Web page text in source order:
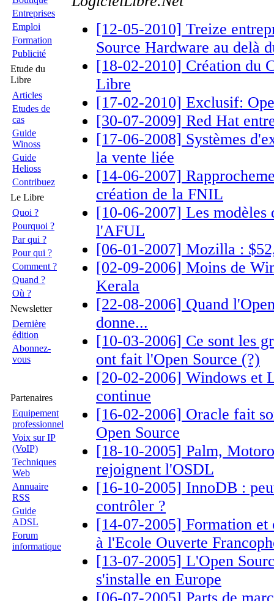
Entreprises
Emploi
Formation
Publicité
Etude du
Libre
Articles
Etudes de
cas
Guide
Winoss
Guide
Helioss
Contribuez
Le Libre
Quoi ?
Pourquoi ?
Par qui ?
Pour qui ?
Comment ?
Quand ?
Où ?
Newsletter
Dernière
édition
Abonnez-
vous
Partenaires
Equipement
professionnel
Voix sur IP
(VoIP)
Techniques
Web
Annuaire
RSS
Guide
ADSL
Forum
informatique
[12-05-2010] Treize
Source Hardware au delà
[18-02-2010] Création du
Libre
[17-02-2010] Exclusif:
[30-07-2009] Red Hat
[17-06-2008] Systèmes
la vente liée
[14-06-2007]
création de la FNIL
[10-06-2007] Les
l'AFUL
[06-01-2007] Mozilla :
[02-09-2006] Moins de
Kerala
[22-08-2006] Quand
donne...
[10-03-2006] Ce sont les
ont fait l'Open Source (?)
[20-02-2006] Windows et
continue
[16-02-2006] Oracle fait
Open Source
[18-10-2005] Palm,
rejoignent l'OSDL
[16-10-2005] InnoDB :
contrôler ?
[14-07-2005] Formation
à l'Ecole Ouverte
[13-07-2005] L'Open
s'installe en Europe